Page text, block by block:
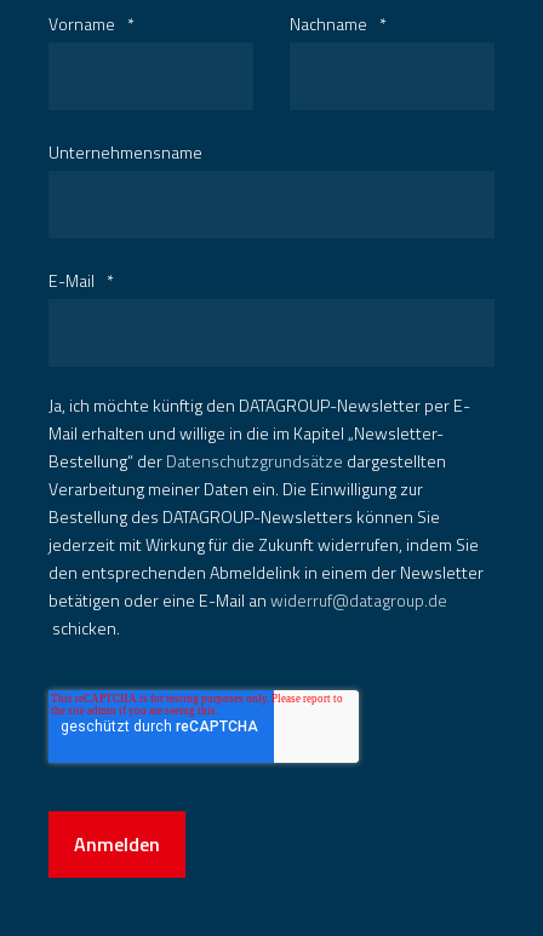
Vorname * Nachname *
Unternehmensname
E-Mail *
Ja, ich möchte künftig den DATAGROUP-Newsletter per E-
Mail erhalten und willige in die im Kapitel „Newsletter-
Bestellung“ derDatenschutzgrundsätze dargestellten
Verarbeitung meiner Daten ein. Die Einwilligung zur
Bestellung des DATAGROUP-Newsletters können Sie
jederzeit mit Wirkung für die Zukunft widerrufen, indem Sie
den entsprechenden Abmeldelink in einem der Newsletter
betätigen oder eine E-Mail anwiderruf@datagroup.de
schicken.
Anmelden